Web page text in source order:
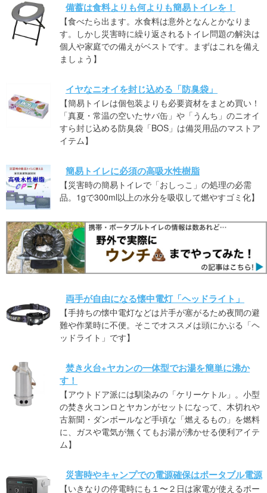
備蓄は食料よりも何よりも簡易トイレを！
【食べたら出ます。水食料は意外となんとかなりま
す。しかし災害時に繰り返されるトイレ問題の解決は
個人や家庭での備えがベストです。まずはこれを備え
ましょう】
イヤなニオイを封じ込める「防臭袋」
【簡易トイレは個包装よりも必要資材をまとめ買い！
「真夏・常温の空いたサバ缶」や「うんち」のニオイ
すら封じ込める防臭袋「BOS」は備災用品のマストア
イテム】
簡易トイレに必須の高吸水性樹脂
【災害時の簡易トイレで「おしっこ」の処理の必需
品。1gで300ml以上の水分を吸収して燃やすゴミ化】
両手が自由になる懐中電灯「ヘッドライト」
【手持ちの懐中電灯などは片手が塞がるため夜間の避
難や作業時に不便。そこでオススメは頭にかぶる「ヘ
ッドライト」です】
焚き火台+ヤカンの一体型でお湯を簡単に沸か
す！
【アウトドア派には馴染みの「ケリーケトル」。小型
の焚き火コンロとヤカンがセットになって、木切れや
古新聞・ダンボールなど手頃な「燃えるもの」を燃料
に、ガスや電気が無くてもお湯が沸かせる便利アイテ
ム】
災害時やキャンプでの電源確保はポータブル電源
【いきなりの停電時にも１〜２日は家電が使えるポー